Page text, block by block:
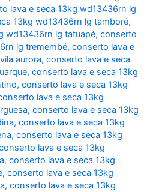
lava e seca 13kg wd13436rn lg
13kg wd13436rn lg tamboré,
wd13436rn lg tatuapé,conserto
lg tremembé,conserto lava e
aurora,conserto lava e seca
,conserto lava e seca 13kg
,conserto lava e seca 13kg
lava e seca 13kg
,conserto lava e seca 13kg
,conserto lava e seca 13kg
,conserto lava e seca 13kg
lava e seca 13kg
,conserto lava e seca 13kg
,conserto lava e seca 13kg
,conserto lava e seca 13kg